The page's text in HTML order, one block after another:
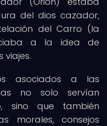
del dios cazador,
del Carro (la
a la idea de
viajes.
asociados a las
no solo servían
sino que también
morales, consejos